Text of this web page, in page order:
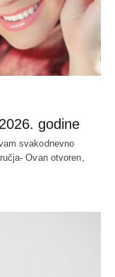
godine
svakodnevno
Ovan otvoren,